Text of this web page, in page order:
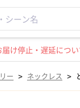
け停止・遅延につい
ー > ネックレス >